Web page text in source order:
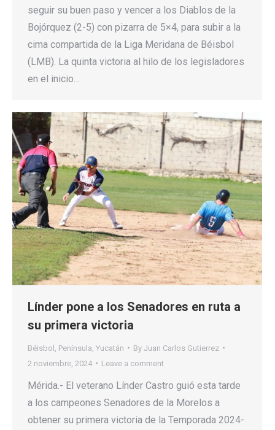
seguir su buen paso y vencer a los Diablos de la
Bojórquez (2-5) con pizarra de 5×4, para subir a la
cima compartida de la Liga Meridana de Béisbol
(LMB). La quinta victoria al hilo de los legisladores
en el inicio…
Línder pone a los Senadores en ruta a
su primera victoria
Béisbol Península Yucatán By Juan Carlos Gutierrez
2 noviembre, 2024
Leave a comment
Mérida.- El veterano Línder Castro guió esta tarde
a los campeones Senadores de la Morelos a
obtener su primera victoria de la Temporada 2024-